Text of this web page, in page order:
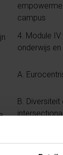
campus
4. Module
onderwijs
A.
B. Diversiteit